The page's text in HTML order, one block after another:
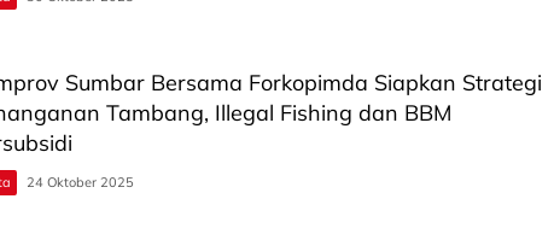
Sumbar Bersama Forkopimda Siapkan Strategi
Tambang, Illegal Fishing dan BBM
24 Oktober 2025